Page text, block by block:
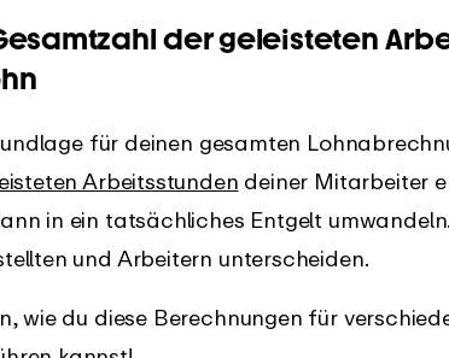
der geleisteten
für deinen gesamten
Arbeitsstunden deiner Mitarbeiter
in ein tatsächliches Entgelt
und Arbeitern unterscheiden.
wie du diese Berechnungen für